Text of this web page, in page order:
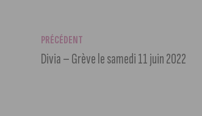
PRÉCÉDENT
Divia – Grève le samedi 11 juin 2022